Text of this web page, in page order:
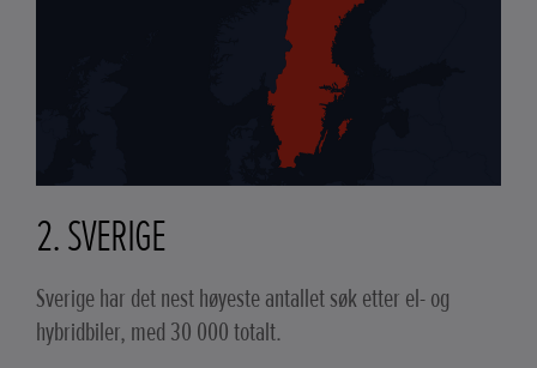
2. SVERIGE
Sverige har det nest høyeste antallet søk etter el- og
hybridbiler, med 30 000 totalt.